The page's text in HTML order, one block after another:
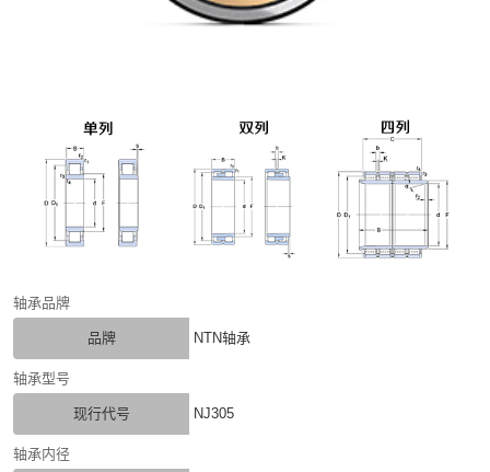
轴承品牌
品牌 NTN轴承
轴承型号
现行代号 NJ305
轴承内径